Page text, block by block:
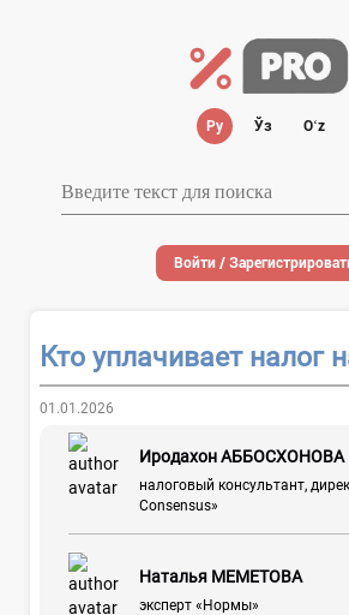
Ру Ўз Oʻz
Войти /
Кто уплачивает налог
01.01.2026
Иродахон АББОСХОНОВА
налоговый консультант,
Consensus»
Наталья МЕМЕТОВА
эксперт «Нормы»